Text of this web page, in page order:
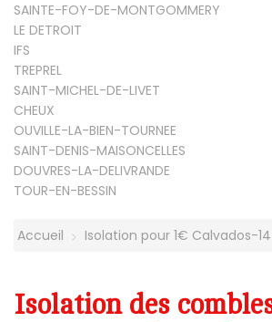
SAINTE-FOY-DE-MONTGOMMERY
LE DETROIT
IFS
TREPREL
SAINT-MICHEL-DE-LIVET
CHEUX
OUVILLE-LA-BIEN-TOURNEE
SAINT-DENIS-MAISONCELLES
DOUVRES-LA-DELIVRANDE
TOUR-EN-BESSIN
Accueil Isolation pour 1€ Calvados-14
Isolation des